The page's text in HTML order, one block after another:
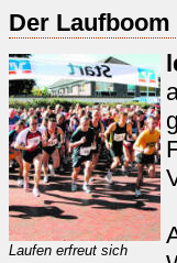
Der Laufboom
Laufen erfreut sich